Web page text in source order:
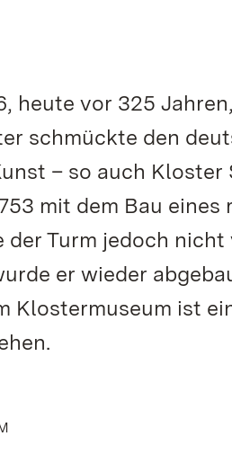
heute vor 325
schmückte den
– so auch Kloster
mit dem Bau
der Turm jedoch
er wieder
Klostermuseum ist